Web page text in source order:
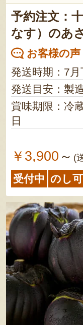
予約注文：
なす）のあ
お客様の
発送時期：7月
発送目安：製
賞味期限：冷
日
￥3,900 ～ (
受付中 のし可